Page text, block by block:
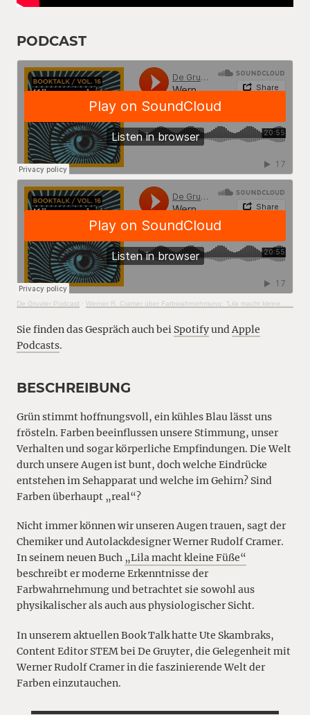
PODCAST
De Gruyter Podcast · Werner R. Cramer über Farbwahrnehmung: “Lila macht kleine Füße”
Sie finden das Gespräch auch bei SpotifyundApple
Podcasts.
BESCHREIBUNG
Grün stimmt hoffnungsvoll, ein kühles Blau lässt uns
frösteln. Farben beeinflussen unsere Stimmung, unser
Verhalten und sogar körperliche Empfindungen. Die Welt
durch unsere Augen ist bunt, doch welche Eindrücke
entstehen im Sehapparat und welche im Gehirn? Sind
Farben überhaupt „real“?
Nicht immer können wir unseren Augen trauen, sagt der
Chemiker und Autolackdesigner Werner Rudolf Cramer.
In seinem neuen Buch „Lila macht kleine Füße“
beschreibt er moderne Erkenntnisse der
Farbwahrnehmung und betrachtet sie sowohl aus
physikalischer als auch aus physiologischer Sicht.
In unserem aktuellen Book Talk hatte Ute Skambraks,
Content Editor STEM bei De Gruyter, die Gelegenheit mit
Werner Rudolf Cramer in die faszinierende Welt der
Farben einzutauchen.